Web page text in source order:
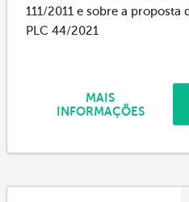
111/2011 e sobre a
PLC 44/2021
MAIS
INFORMAÇÕES